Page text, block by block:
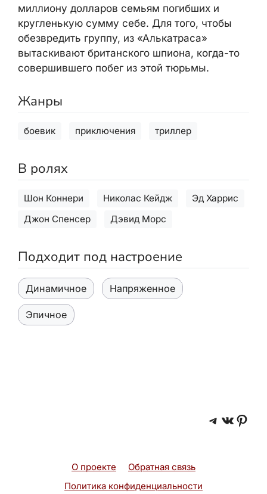
миллиону долларов семьям погибших и
кругленькую сумму себе. Для того, чтобы
обезвредить группу, из «Алькатраса»
вытаскивают британского шпиона, когда-то
совершившего побег из этой тюрьмы.
Жанры
боевик приключения триллер
В ролях
Шон Коннери Николас Кейдж
Эд Харрис
Джон Спенсер
Дэвид Морс
Подходит под настроение
Динамичное Напряженное
Эпичное
О проекте
Обратная связь
Политика конфиденциальности